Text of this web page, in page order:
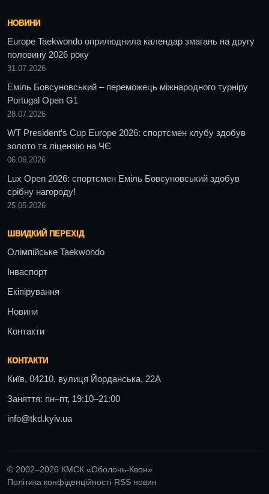
НОВИНИ
Europe Taekwondo оприлюднила календар змагань на другу
половину 2026 року
31.07.2026
Еміль Бовсуновський – переможець міжнародного турніру
Portugal Open G1
28.07.2026
WT President’s Cup Europe 2026: спортсмен клубу здобув
золото та ліцензію на ЧЄ
06.06.2026
Lux Open 2026: спортсмен Еміль Бовсуновський здобув
срібну нагороду!
25.05.2026
ШВИДКИЙ ПЕРЕХІД
Олімпійське Taekwondo
Інваспорт
Екіпірування
Новини
Контакти
КОНТАКТИ
Київ, 04210, вулиця Йорданська, 22А
Заняття: пн–пт, 19:10–21:00
info@tkd.kyiv.ua
© 2002–2026 КМСК «Оболонь-Квон»
Політика конфіденційності· RSS новин